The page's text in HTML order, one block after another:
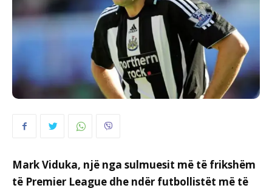
Mark Viduka, një nga sulmuesit më të frikshëm
të Premier League dhe ndër futbollistët më të